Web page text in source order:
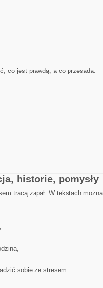
co jest prawdą, a co przesadą.
historie, pomysły
tracą zapał. W tekstach można
sobie ze stresem.